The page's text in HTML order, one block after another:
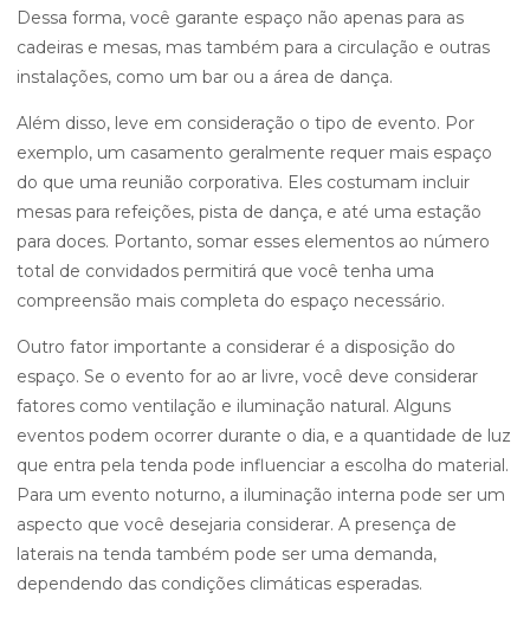
Dessa forma, você garante espaço não apenas para as
cadeiras e mesas, mas também para a circulação e outras
instalações, como um bar ou a área de dança.
Além disso, leve em consideração o tipo de evento. Por
exemplo, um casamento geralmente requer mais espaço
do que uma reunião corporativa. Eles costumam incluir
mesas para refeições, pista de dança, e até uma estação
para doces. Portanto, somar esses elementos ao número
total de convidados permitirá que você tenha uma
compreensão mais completa do espaço necessário.
Outro fator importante a considerar é a disposição do
espaço. Se o evento for ao ar livre, você deve considerar
fatores como ventilação e iluminação natural. Alguns
eventos podem ocorrer durante o dia, e a quantidade de luz
que entra pela tenda pode influenciar a escolha do material.
Para um evento noturno, a iluminação interna pode ser um
aspecto que você desejaria considerar. A presença de
laterais na tenda também pode ser uma demanda,
dependendo das condições climáticas esperadas.